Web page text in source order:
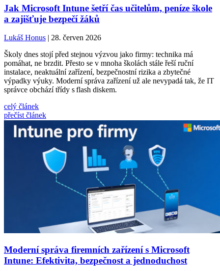
Jak Microsoft Intune šetří čas učitelům, peníze škole
a zajišťuje bezpečí žáků
Lukáš Honus | 28. červen 2026
Školy dnes stojí před stejnou výzvou jako firmy: technika má
pomáhat, ne brzdit. Přesto se v mnoha školách stále řeší ruční
instalace, neaktuální zařízení, bezpečnostní rizika a zbytečné
výpadky výuky. Moderní správa zařízení už ale nevypadá tak, že IT
správce obchází třídy s flash diskem.
celý článek
přečíst článek
Moderní správa firemních zařízení s Microsoft
Intune: Efektivita, bezpečnost a jednoduchost